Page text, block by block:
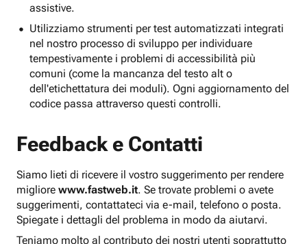
assistive.
Utilizziamo strumenti per test automatizzati integrati
nel nostro processo di sviluppo per individuare
tempestivamente i problemi di accessibilità più
comuni (come la mancanza del testo alt o
dell'etichettatura dei moduli). Ogni aggiornamento del
codice passa attraverso questi controlli.
Feedback e Contatti
Siamo lieti di ricevere il vostro suggerimento per rendere
migliore www.fastweb.it. Se trovate problemi o avete
suggerimenti, contattateci via e-mail, telefono o posta.
Spiegate i dettagli del problema in modo da aiutarvi.
Teniamo molto al contributo dei nostri utenti soprattutto